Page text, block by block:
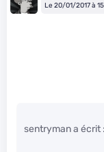
Le 20/01/2017 à
sentryman a écrit :